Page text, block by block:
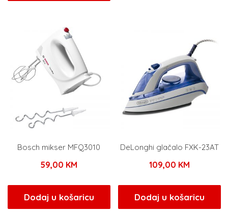
Bosch mikser MFQ3010
59,00 KM
Dodaj u košaricu
DeLonghi glačalo FXK-23AT
109,00 KM
Dodaj u košaricu